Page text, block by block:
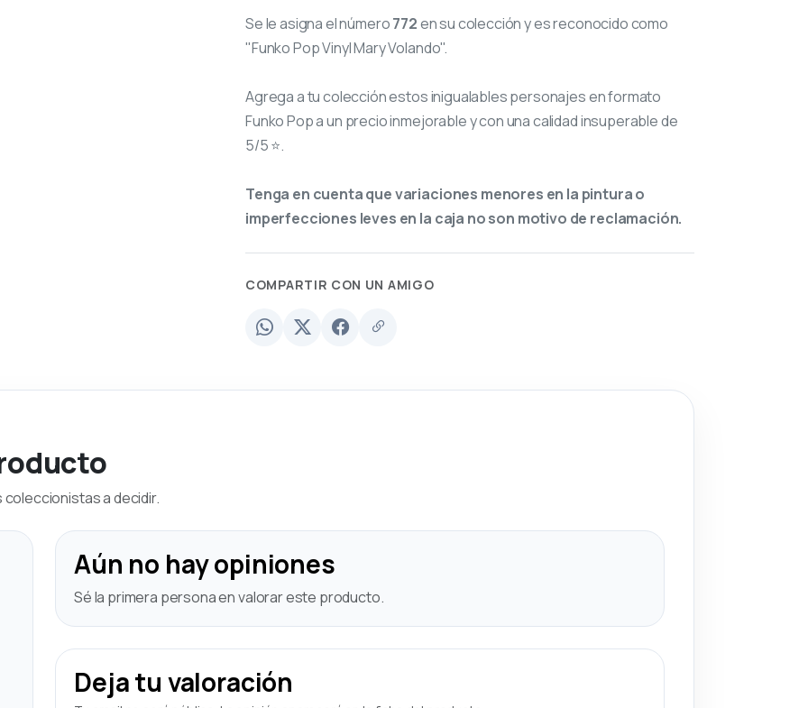
Se le asigna el número772en su colección y es reconocido como
"Funko Pop Vinyl Mary Volando".
Agrega a tu colección estos inigualables personajes en formato
Funko Pop a un precio inmejorable y con una calidad insuperable de
5/5 ⭐.
Tenga en cuenta que variaciones menores en la pintura o
imperfecciones leves en la caja no son motivo de reclamación.
COMPARTIR CON UN AMIGO
a decidir.
Aún no hay opiniones
Sé la primera persona en valorar este producto.
Deja tu valoración